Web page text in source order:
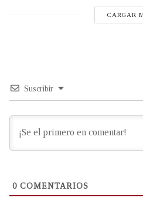
CARGAR
Suscribir
0 COMENTARIOS